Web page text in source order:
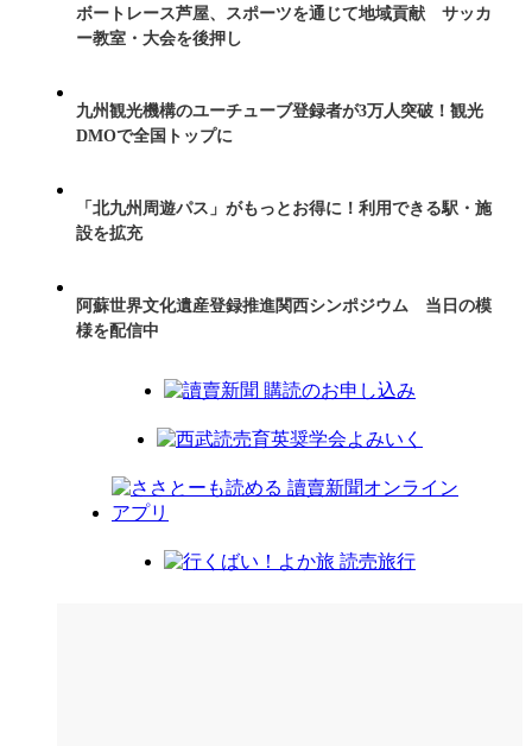
ボートレース芦屋、スポーツを通じて地域貢献 サッカ
ー教室・大会を後押し
九州観光機構のユーチューブ登録者が3万人突破！観光
DMOで全国トップに
「北九州周遊パス」がもっとお得に！利用できる駅・施
設を拡充
阿蘇世界文化遺産登録推進関西シンポジウム 当日の模
様を配信中